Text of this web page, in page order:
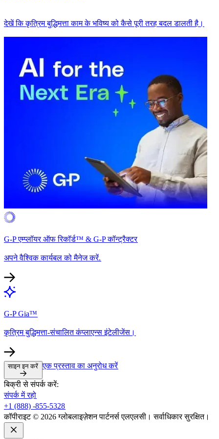
देखें कि कृत्रिम बुद्धिमत्ता काम के भविष्य को कैसे पूरी तरह बदल डालती है।​​
G-P एम्प्लॉयर ऑफ रिकॉर्ड™ & G-P कॉन्ट्रैक्टर​​
अपने वैश्विक कार्यबल को मैनेज करें.​​
G-P Gia™​​
कृत्रिम बुद्धिमत्ता-संचालित कंप्लाएन्स इंटेलीजेंस।​​
साइन इन करें​​ एक प्रस्ताव का अनुरोध करें​​
बिक्री से संपर्क करें:​​
संपर्क में रहो​​
+1 (888) -855-5328​​
कॉपीराइट © 2026 ग्लोबलाइज़ेशन पार्टनर्स एलएलसी। सर्वाधिकार सुरक्षित।​​